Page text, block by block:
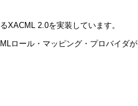
XACML 2.0を実装しています。
ロール・マッピング・プロバイダが